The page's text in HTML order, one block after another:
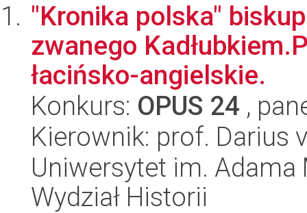
"Kronika polska"
zwanego
łacińsko-angielskie.
Konkurs: OPUS 24 ,
Kierownik: prof. Darius
Uniwersytet im.
Wydział Historii